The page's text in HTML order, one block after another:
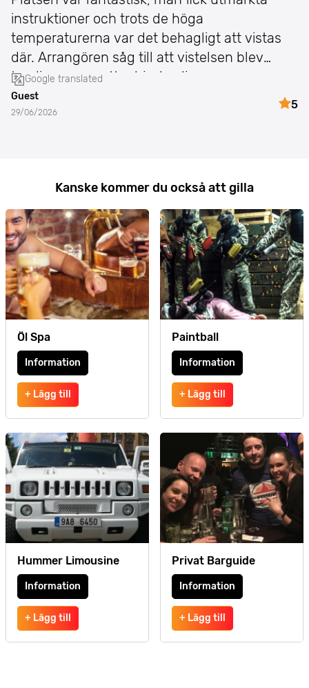
instruktioner och trots de höga
temperaturerna var det behagligt att vistas
där. Arrangören såg till att vistelsen blev
trevlig genom att erbjuda oli
Google translated
Guest
29/06/2026
5
Kanske kommer du också att gilla
Öl Spa
Information
+ Lägg till
Paintball
Information
+ Lägg till
Hummer Limousine
Information
+ Lägg till
Privat Barguide
Information
+ Lägg till